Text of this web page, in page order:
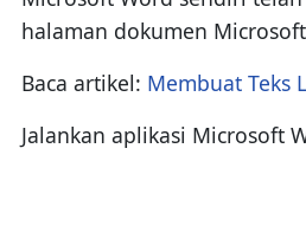
halaman dokumen
Baca artikel: Membuat Teks
Jalankan aplikasi Microsoft